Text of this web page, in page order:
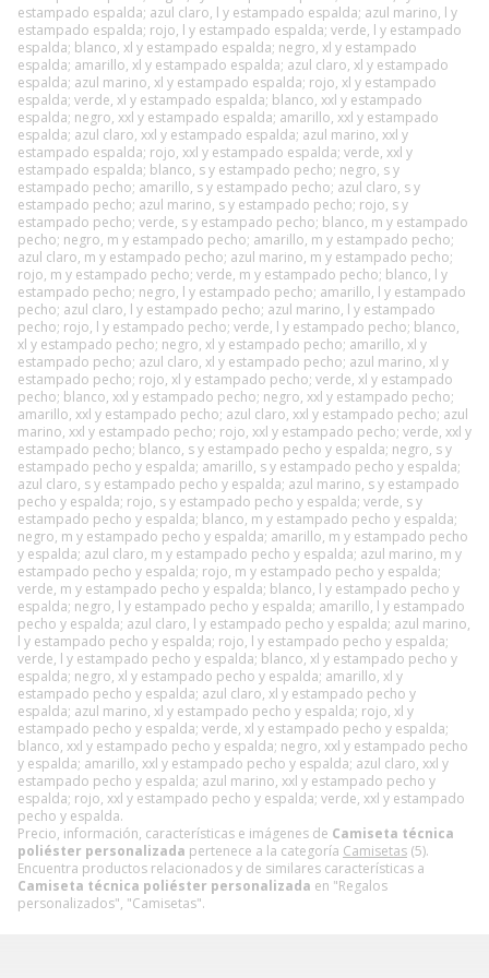
estampado espalda; azul claro, l y estampado espalda; azul marino, l y
estampado espalda; rojo, l y estampado espalda; verde, l y estampado
espalda; blanco, xl y estampado espalda; negro, xl y estampado
espalda; amarillo, xl y estampado espalda; azul claro, xl y estampado
espalda; azul marino, xl y estampado espalda; rojo, xl y estampado
espalda; verde, xl y estampado espalda; blanco, xxl y estampado
espalda; negro, xxl y estampado espalda; amarillo, xxl y estampado
espalda; azul claro, xxl y estampado espalda; azul marino, xxl y
estampado espalda; rojo, xxl y estampado espalda; verde, xxl y
estampado espalda; blanco, s y estampado pecho; negro, s y
estampado pecho; amarillo, s y estampado pecho; azul claro, s y
estampado pecho; azul marino, s y estampado pecho; rojo, s y
estampado pecho; verde, s y estampado pecho; blanco, m y estampado
pecho; negro, m y estampado pecho; amarillo, m y estampado pecho;
azul claro, m y estampado pecho; azul marino, m y estampado pecho;
rojo, m y estampado pecho; verde, m y estampado pecho; blanco, l y
estampado pecho; negro, l y estampado pecho; amarillo, l y estampado
pecho; azul claro, l y estampado pecho; azul marino, l y estampado
pecho; rojo, l y estampado pecho; verde, l y estampado pecho; blanco,
xl y estampado pecho; negro, xl y estampado pecho; amarillo, xl y
estampado pecho; azul claro, xl y estampado pecho; azul marino, xl y
estampado pecho; rojo, xl y estampado pecho; verde, xl y estampado
pecho; blanco, xxl y estampado pecho; negro, xxl y estampado pecho;
amarillo, xxl y estampado pecho; azul claro, xxl y estampado pecho; azul
marino, xxl y estampado pecho; rojo, xxl y estampado pecho; verde, xxl y
estampado pecho; blanco, s y estampado pecho y espalda; negro, s y
estampado pecho y espalda; amarillo, s y estampado pecho y espalda;
azul claro, s y estampado pecho y espalda; azul marino, s y estampado
pecho y espalda; rojo, s y estampado pecho y espalda; verde, s y
estampado pecho y espalda; blanco, m y estampado pecho y espalda;
negro, m y estampado pecho y espalda; amarillo, m y estampado pecho
y espalda; azul claro, m y estampado pecho y espalda; azul marino, m y
estampado pecho y espalda; rojo, m y estampado pecho y espalda;
verde, m y estampado pecho y espalda; blanco, l y estampado pecho y
espalda; negro, l y estampado pecho y espalda; amarillo, l y estampado
pecho y espalda; azul claro, l y estampado pecho y espalda; azul marino,
l y estampado pecho y espalda; rojo, l y estampado pecho y espalda;
verde, l y estampado pecho y espalda; blanco, xl y estampado pecho y
espalda; negro, xl y estampado pecho y espalda; amarillo, xl y
estampado pecho y espalda; azul claro, xl y estampado pecho y
espalda; azul marino, xl y estampado pecho y espalda; rojo, xl y
estampado pecho y espalda; verde, xl y estampado pecho y espalda;
blanco, xxl y estampado pecho y espalda; negro, xxl y estampado pecho
y espalda; amarillo, xxl y estampado pecho y espalda; azul claro, xxl y
estampado pecho y espalda; azul marino, xxl y estampado pecho y
espalda; rojo, xxl y estampado pecho y espalda; verde, xxl y estampado
pecho y espalda.
Precio, información, características e imágenes de Camiseta técnica
poliéster personalizada pertenece a la categoría Camisetas (5).
Encuentra productos relacionados y de similares características a
Camiseta técnica poliéster personalizada en "Regalos
personalizados", "Camisetas".